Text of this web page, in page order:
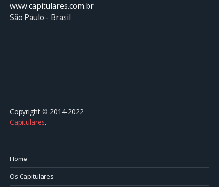
www.capitulares.com.br
São Paulo - Brasil
Copyright © 2014-2022
Capitulares.⠀⠀⠀⠀⠀⠀⠀⠀⠀⠀⠀⠀⠀⠀⠀⠀⠀⠀⠀⠀⠀⠀⠀⠀⠀⠀⠀
Home
Os Capitulares